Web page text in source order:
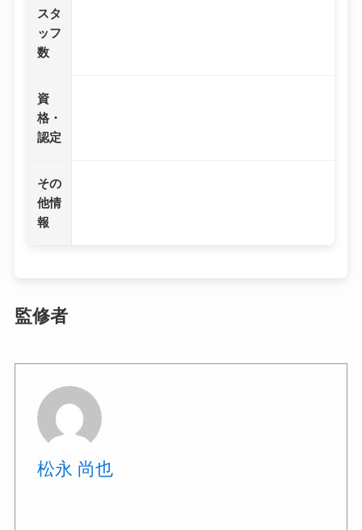
スタ
ッフ
数
資
格・
認定
その
他情
報
監修者
松永 尚也